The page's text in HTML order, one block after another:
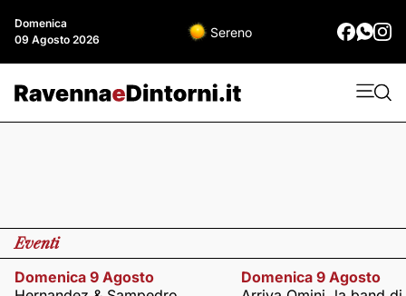
Domenica
09 Agosto 2026
Sereno
Eventi
Domenica 9 Agosto
Domenica 9 Agosto